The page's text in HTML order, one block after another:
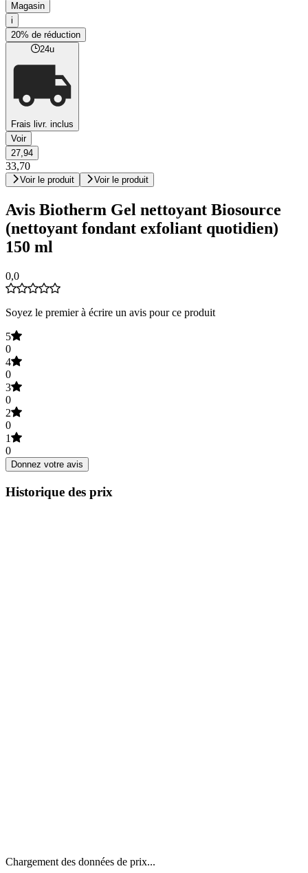
Magasin
i
20% de réduction
24u
Frais livr. inclus
Voir
27,94
33,70
Voir le produit Voir le produit
Avis Biotherm Gel nettoyant Biosource
(nettoyant fondant exfoliant quotidien)
150 ml
0,0
Soyez le premier à écrire un avis pour ce produit
5
0
4
0
3
0
2
0
1
0
Donnez votre avis
Historique des prix
Chargement des données de prix...